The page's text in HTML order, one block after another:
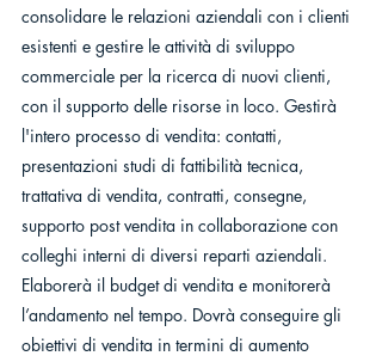
consolidare le relazioni aziendali con i clienti
esistenti e gestire le attività di sviluppo
commerciale per la ricerca di nuovi clienti,
con il supporto delle risorse in loco. Gestirà
l'intero processo di vendita: contatti,
presentazioni studi di fattibilità tecnica,
trattativa di vendita, contratti, consegne,
supporto post vendita in collaborazione con
colleghi interni di diversi reparti aziendali.
Elaborerà il budget di vendita e monitorerà
l’andamento nel tempo. Dovrà conseguire gli
obiettivi di vendita in termini di aumento